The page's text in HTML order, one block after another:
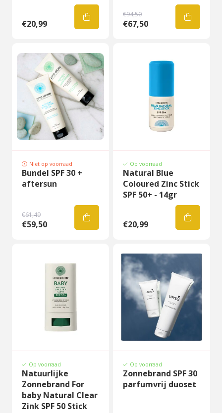
€20,99
€94,50
€67,50
Niet op voorraad
Bundel SPF 30 +
aftersun
€61,49
€59,50
Op voorraad
Natural Blue
Coloured Zinc Stick
SPF 50+ - 14gr
€20,99
Op voorraad
Natuurlijke
Zonnebrand For
baby Natural Clear
Zink SPF 50 Stick
Op voorraad
Zonnebrand SPF 30
parfumvrij duoset